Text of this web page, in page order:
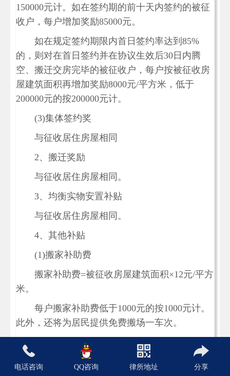
150000元计。如在签约期的前十天内签约的被征
收户，每户增加奖励85000元。
如在规定签约期限内首日签约率达到85%
的，则对在首日签约并在协议生效后30日内腾
空、搬迁交房完毕的被征收户，每户按被征收房
屋建筑面积再增加奖励8000元/平方米，低于
200000元的按200000元计。
(3)集体签约奖
与征收居住房屋相同
2、搬迁奖励
与征收居住房屋相同。
3、均衡实物安置补贴
与征收居住房屋相同。
4、其他补贴
(1)搬家补助费
搬家补助费=被征收房屋建筑面积×12元/平方
米。
每户搬家补助费低于1000元的按1000元计。
此外，还将为居民提供免费搬场一车次。
(2)家用设施移装补贴
电话、热水器、空调、有线电视、宽带、家
电话咨询 QQ咨询 律所地址 分享